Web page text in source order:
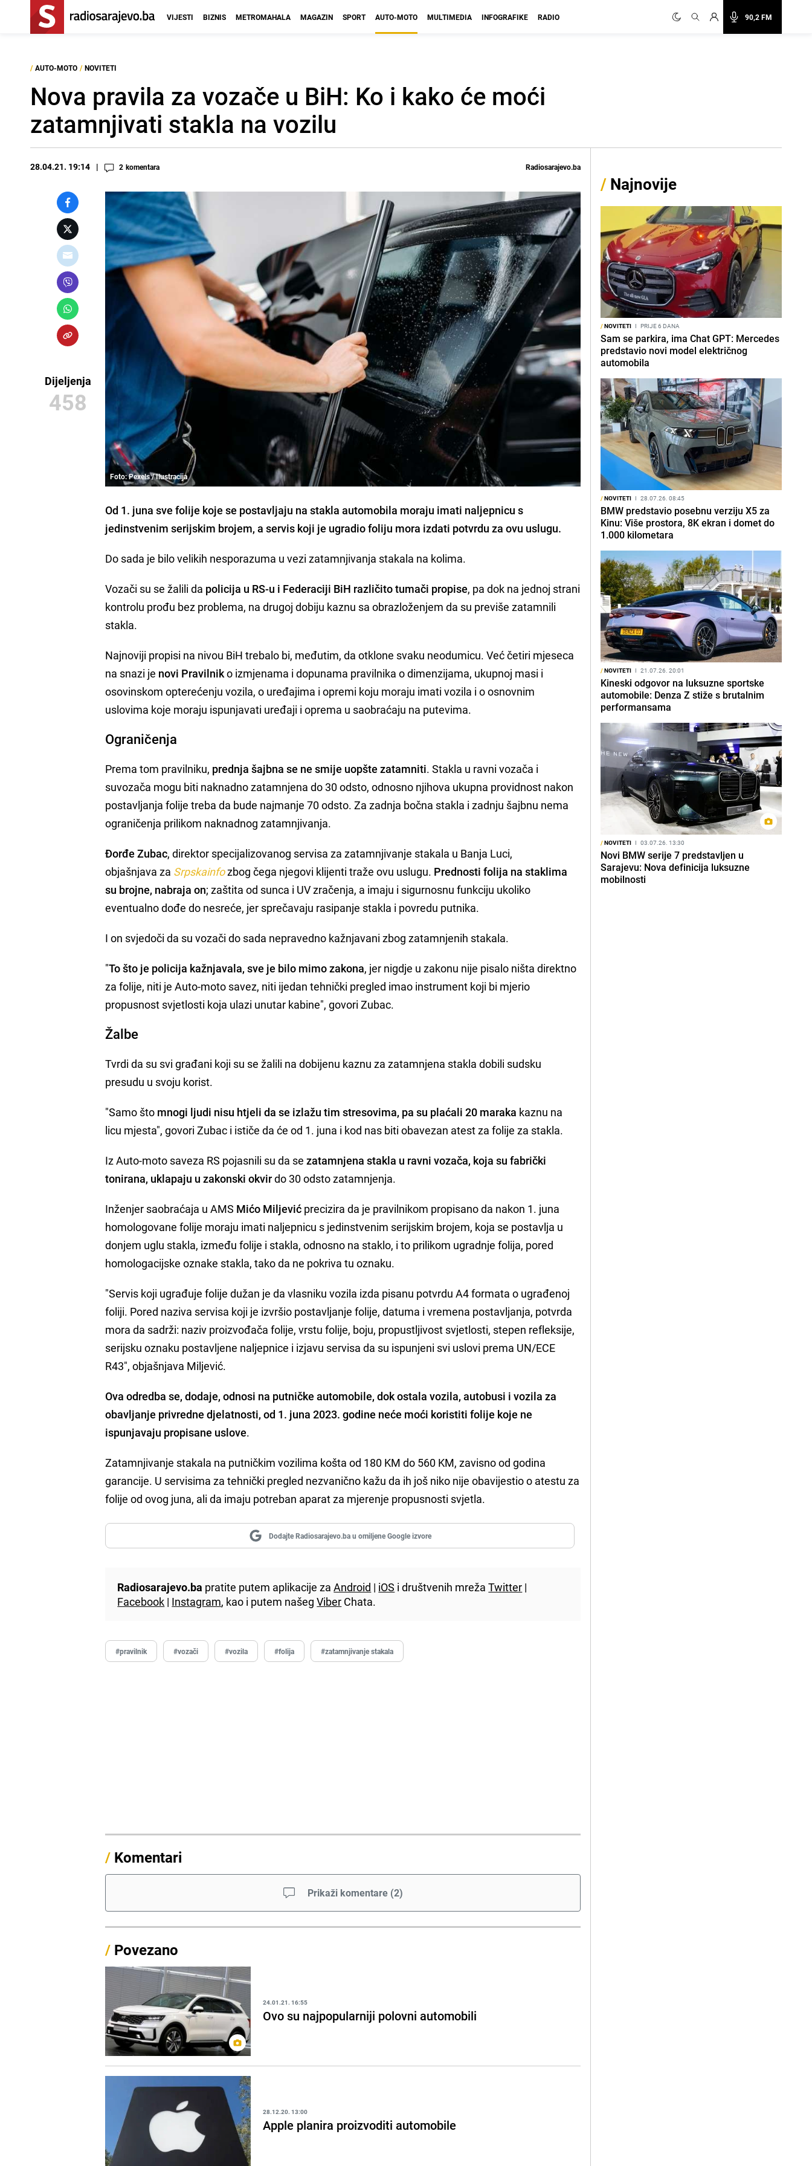
90,2 FM
VIJESTI BIZNIS METROMAHALA MAGAZIN SPORT AUTO-MOTO MULTIMEDIA INFOGRAFIKE RADIO
/ AUTO-MOTO / NOVITETI
Nova pravila za vozače u BiH: Ko i kako će moći
zatamnjivati stakla na vozilu
28.04.21. 19:14 2 komentara Radiosarajevo.ba
Dijeljenja
458
Foto: Pexels / Ilustracija
Od 1. juna sve folije koje se postavljaju na stakla automobila moraju imati naljepnicu s
jedinstvenim serijskim brojem, a servis koji je ugradio foliju mora izdati potvrdu za ovu uslugu.
Do sada je bilo velikih nesporazuma u vezi zatamnjivanja stakala na kolima.
Vozači su se žalili da policija u RS-u i Federaciji BiH različito tumači propise, pa dok na jednoj strani
kontrolu prođu bez problema, na drugoj dobiju kaznu sa obrazloženjem da su previše zatamnili
stakla.
Najnoviji propisi na nivou BiH trebalo bi, međutim, da otklone svaku neodumicu. Već četiri mjeseca
na snazi je novi Pravilniko izmjenama i dopunama pravilnika o dimenzijama, ukupnoj masi i
osovinskom opterećenju vozila, o uređajima i opremi koju moraju imati vozila i o osnovnim
uslovima koje moraju ispunjavati uređaji i oprema u saobraćaju na putevima.
Ograničenja
Prema tom pravilniku, prednja šajbna se ne smije uopšte zatamniti. Stakla u ravni vozača i
suvozača mogu biti naknadno zatamnjena do 30 odsto, odnosno njihova ukupna providnost nakon
postavljanja folije treba da bude najmanje 70 odsto. Za zadnja bočna stakla i zadnju šajbnu nema
ograničenja prilikom naknadnog zatamnjivanja.
Đorđe Zubac, direktor specijalizovanog servisa za zatamnjivanje stakala u Banja Luci,
objašnjava za Srpskainfozbog čega njegovi klijenti traže ovu uslugu. Prednosti folija na staklima
su brojne, nabraja on; zaštita od sunca i UV zračenja, a imaju i sigurnosnu funkciju ukoliko
eventualno dođe do nesreće, jer sprečavaju rasipanje stakla i povredu putnika.
I on svjedoči da su vozači do sada nepravedno kažnjavani zbog zatamnjenih stakala.
"To što je policija kažnjavala, sve je bilo mimo zakona, jer nigdje u zakonu nije pisalo ništa direktno
za folije, niti je Auto-moto savez, niti ijedan tehnički pregled imao instrument koji bi mjerio
propusnost svjetlosti koja ulazi unutar kabine", govori Zubac.
Žalbe
Tvrdi da su svi građani koji su se žalili na dobijenu kaznu za zatamnjena stakla dobili sudsku
presudu u svoju korist.
"Samo što mnogi ljudi nisu htjeli da se izlažu tim stresovima, pa su plaćali 20 maraka kaznu na
licu mjesta", govori Zubac i ističe da će od 1. juna i kod nas biti obavezan atest za folije za stakla.
Iz Auto-moto saveza RS pojasnili su da sezatamnjena stakla u ravni vozača, koja su fabrički
tonirana, uklapaju u zakonski okvirdo 30 odsto zatamnjenja.
Inženjer saobraćaja u AMS Mićo Miljević precizira da je pravilnikom propisano da nakon 1. juna
homologovane folije moraju imati naljepnicu s jedinstvenim serijskim brojem, koja se postavlja u
donjem uglu stakla, između folije i stakla, odnosno na staklo, i to prilikom ugradnje folija, pored
homologacijske oznake stakla, tako da ne pokriva tu oznaku.
"Servis koji ugrađuje folije dužan je da vlasniku vozila izda pisanu potvrdu A4 formata o ugrađenoj
foliji. Pored naziva servisa koji je izvršio postavljanje folije, datuma i vremena postavljanja, potvrda
mora da sadrži: naziv proizvođača folije, vrstu folije, boju, propustljivost svjetlosti, stepen refleksije,
serijsku oznaku postavljene naljepnice i izjavu servisa da su ispunjeni svi uslovi prema UN/ECE
R43", objašnjava Miljević.
Ova odredba se, dodaje, odnosi na putničke automobile, dok ostala vozila, autobusi i vozila za
obavljanje privredne djelatnosti, od 1. juna 2023. godine neće moći koristiti folije koje ne
ispunjavaju propisane uslove.
Zatamnjivanje stakala na putničkim vozilima košta od 180 KM do 560 KM, zavisno od godina
garancije. U servisima za tehnički pregled nezvanično kažu da ih još niko nije obavijestio o atestu za
folije od ovog juna, ali da imaju potreban aparat za mjerenje propusnosti svjetla.
Dodajte Radiosarajevo.ba u omiljene Google izvore
Radiosarajevo.ba pratite putem aplikacije zaAndroid | iOS i društvenih mrežaTwitter |
Facebook | Instagram, kao i putem našegViber Chata.
#pravilnik #vozači #vozila #folija #zatamnjivanje stakala
/ Komentari
Prikaži komentare (2)
/ Povezano
24.01.21. 16:55
Ovo su najpopularniji polovni automobili
28.12.20. 13:00
Apple planira proizvoditi automobile
/ Najnovije
/NOVITETI I PRIJE 6 DANA
Sam se parkira, ima Chat GPT: Mercedes
predstavio novi model električnog
automobila
/NOVITETI I 28.07.26. 08:45
BMW predstavio posebnu verziju X5 za
Kinu: Više prostora, 8K ekran i domet do
1.000 kilometara
/NOVITETI I 21.07.26. 20:01
Kineski odgovor na luksuzne sportske
automobile: Denza Z stiže s brutalnim
performansama
/NOVITETI I 03.07.26. 13:30
Novi BMW serije 7 predstavljen u
Sarajevu: Nova definicija luksuzne
mobilnosti